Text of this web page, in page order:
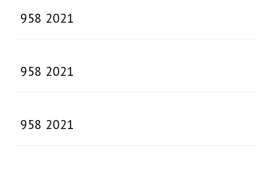
958 2021
958 2021
958 2021